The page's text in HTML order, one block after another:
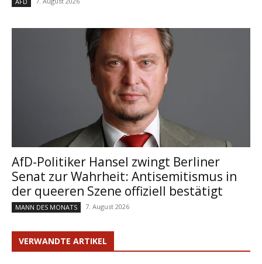
AfD-Politiker Hansel zwingt Berliner
Senat zur Wahrheit: Antisemitismus in
der queeren Szene offiziell bestätigt
MANN DES MONATS 7. August 2026
VERWANDTE ARTIKEL